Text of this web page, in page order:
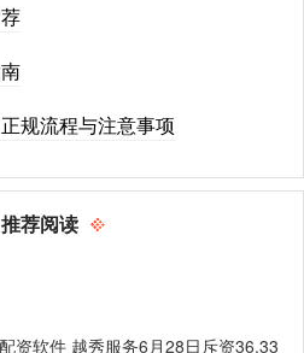
规流程与注意事项
推荐阅读
资软件 越秀服务6月28日斥资36.33